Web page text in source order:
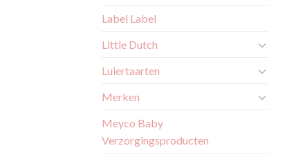
Label Label
Little Dutch
Luiertaarten
Merken
Meyco Baby
Verzorgingsproducten